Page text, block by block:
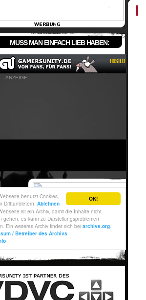
MUSS MAN EINFACH LIEB HABEN: